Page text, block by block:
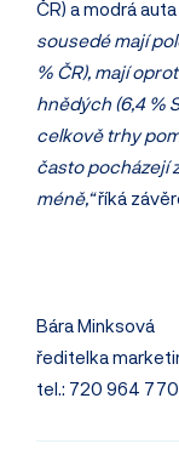
ČR) a modrá auta
sousedé mají
% ČR), mají
hnědých (6,4 %
celkově trhy
často pocházejí
méně,“říká
Bára Minksová
ředitelka
tel.: 720 964 770